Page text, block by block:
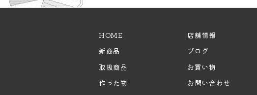
HOME
新商品
取扱商品
作った物
店舗情報
ブログ
お買い物
お問い合わせ